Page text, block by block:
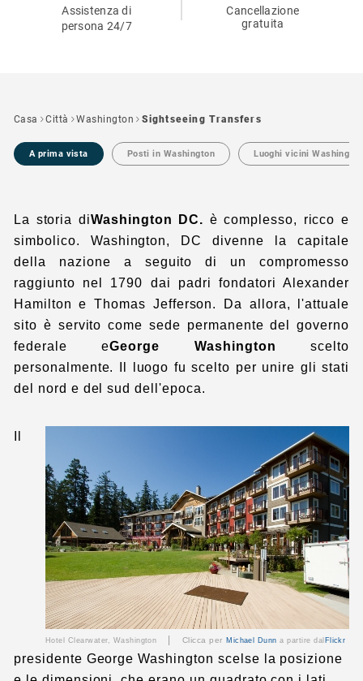
Cancellazione
gratuita
Assistenza di
persona 24/7
Casa Città Washington Sightseeing Transfers
A prima vista Posti in Washington Luoghi vicini Washington
La storia diWashington DC. è complesso, ricco e
simbolico. Washington, DC divenne la capitale
della nazione a seguito di un compromesso
raggiunto nel 1790 dai padri fondatori Alexander
Hamilton e Thomas Jefferson. Da allora, l'attuale
sito è servito come sede permanente del governo
federale eGeorge Washington scelto
personalmente. Il luogo fu scelto per unire gli stati
del nord e del sud dell'epoca.
Hotel Clearwater, Washington Clicca per Michael Dunn a partire dal Flickr
presidente George Washington scelse la posizione